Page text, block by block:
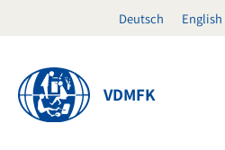
Deutsch English
VDMFK